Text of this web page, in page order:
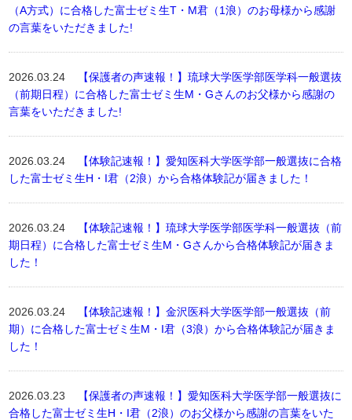
（A方式）に合格した富士ゼミ生T・M君（1浪）のお母様から感謝
の言葉をいただきました!
2026.03.24
【保護者の声速報！】琉球大学医学部医学科一般選抜
（前期日程）に合格した富士ゼミ生M・Gさんのお父様から感謝の
言葉をいただきました!
2026.03.24
【体験記速報！】愛知医科大学医学部一般選抜に合格
した富士ゼミ生H・I君（2浪）から合格体験記が届きました！
2026.03.24
【体験記速報！】琉球大学医学部医学科一般選抜（前
期日程）に合格した富士ゼミ生M・Gさんから合格体験記が届きま
した！
2026.03.24
【体験記速報！】金沢医科大学医学部一般選抜（前
期）に合格した富士ゼミ生M・I君（3浪）から合格体験記が届きま
した！
2026.03.23
【保護者の声速報！】愛知医科大学医学部一般選抜に
合格した富士ゼミ生H・I君（2浪）のお父様から感謝の言葉をいた